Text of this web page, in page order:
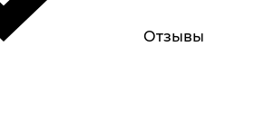
Отзывы